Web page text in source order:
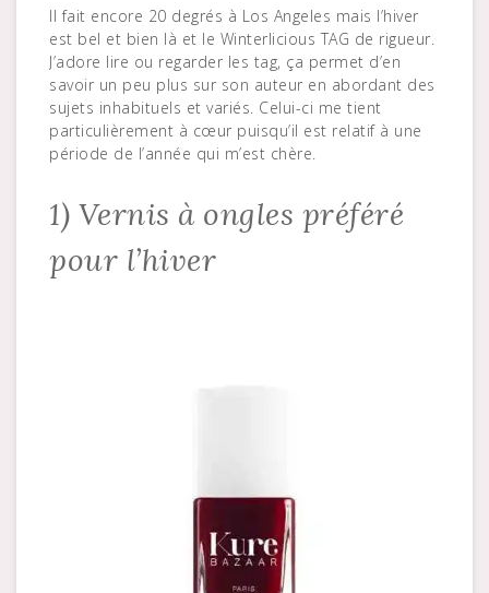
Il fait encore 20 degrés à Los Angeles mais l’hiver
est bel et bien là et le Winterlicious TAG de rigueur.
J’adore lire ou regarder les tag, ça permet d’en
savoir un peu plus sur son auteur en abordant des
sujets inhabituels et variés. Celui-ci me tient
particulièrement à cœur puisqu’il est relatif à une
période de l’année qui m’est chère.
1) Vernis à ongles préféré
pour l’hiver